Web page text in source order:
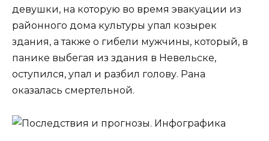
девушки, на которую во время эвакуации из
районного дома культуры упал козырек
здания, а также о гибели мужчины, который, в
панике выбегая из здания в Невельске,
оступился, упал и разбил голову. Рана
оказалась смертельной.